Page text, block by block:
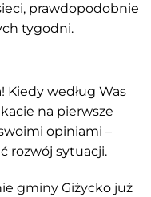
prawdopodobnie
tygodni.
Kiedy według Was
na pierwsze
opiniami –
rozwój sytuacji.
gminy Giżycko już